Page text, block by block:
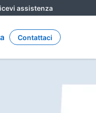
in a new tab
assistenza
Contattaci